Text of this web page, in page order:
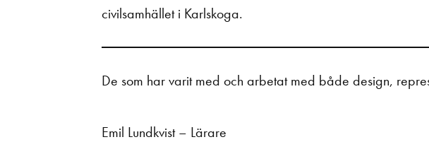
civilsamhället i Karlskoga.
De som har varit med och arbetat med både design,
Emil Lundkvist – Lärare